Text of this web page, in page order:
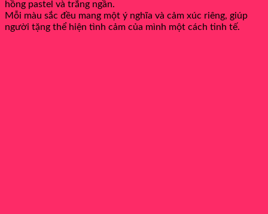
hồng pastel và trắng ngần.
Mỗi màu sắc đều mang một ý nghĩa và cảm xúc riêng, giúp
người tặng thể hiện tình cảm của mình một cách tinh tế.